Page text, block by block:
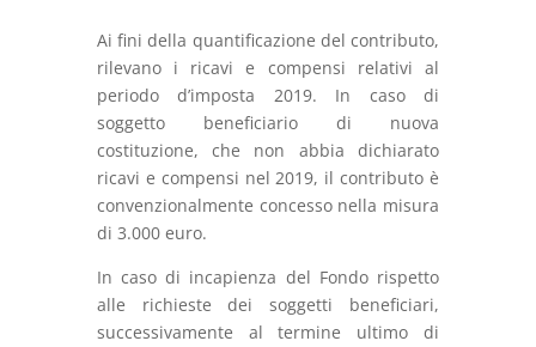
Ai fini della quantificazione del contributo,
rilevano i ricavi e compensi relativi al
periodo d’imposta 2019. In caso di
soggetto beneficiario di nuova
costituzione, che non abbia dichiarato
ricavi e compensi nel 2019, il contributo è
convenzionalmente concesso nella misura
di 3.000 euro.
In caso di incapienza del Fondo rispetto
alle richieste dei soggetti beneficiari,
successivamente al termine ultimo di